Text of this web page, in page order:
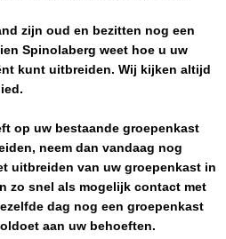
zijn oud en bezitten nog een
Spinolaberg weet hoe u uw
kunt uitbreiden. Wij kijken altijd
op uw bestaande groepenkast
neem dan vandaag nog
uitbreiden van uw groepenkast in
zo snel als mogelijk contact met
dag nog een groepenkast
aan uw behoeften.